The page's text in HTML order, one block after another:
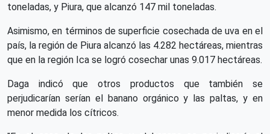
toneladas, y Piura, que alcanzó 147 mil toneladas.
Asimismo, en términos de superficie cosechada de uva en el
país, la región de Piura alcanzó las 4.282 hectáreas, mientras
que en la región Ica se logró cosechar unas 9.017 hectáreas.
Daga indicó que otros productos que también se
perjudicarían serían el banano orgánico y las paltas, y en
menor medida los cítricos.